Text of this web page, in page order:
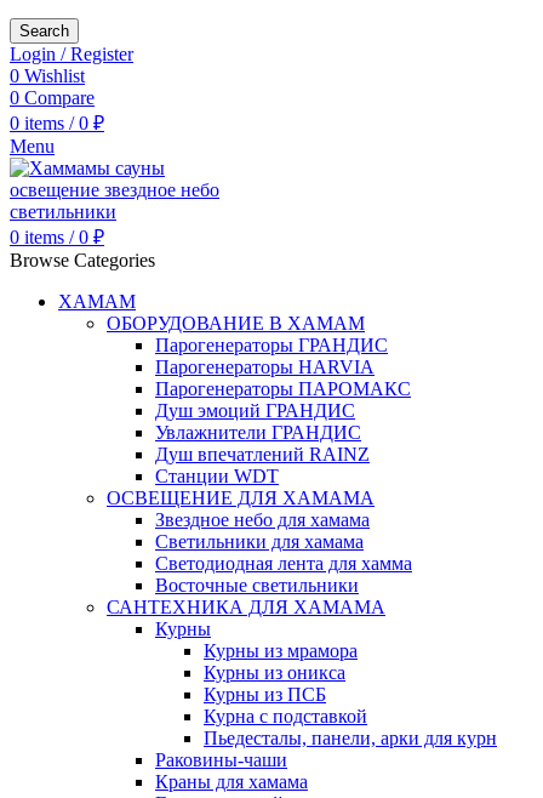
Search
Login / Register
0 Wishlist
0 Compare
0 items / 0 ₽
Menu
0 items / 0 ₽
Browse Categories
ХАМАМ
ОБОРУДОВАНИЕ В ХАМАМ
Парогенераторы ГРАНДИС
Парогенераторы HARVIA
Парогенераторы ПАРОМАКС
Душ эмоций ГРАНДИС
Увлажнители ГРАНДИС
Душ впечатлений RAINZ
Станции WDT
ОСВЕЩЕНИЕ ДЛЯ ХАМАМА
Звездное небо для хамама
Светильники для хамама
Светодиодная лента для хамма
Восточные светильники
САНТЕХНИКА ДЛЯ ХАМАМА
Курны
Курны из мрамора
Курны из оникса
Курны из ПСБ
Курна с подставкой
Пьедесталы, панели, арки для курн
Раковины-чаши
Краны для хамама